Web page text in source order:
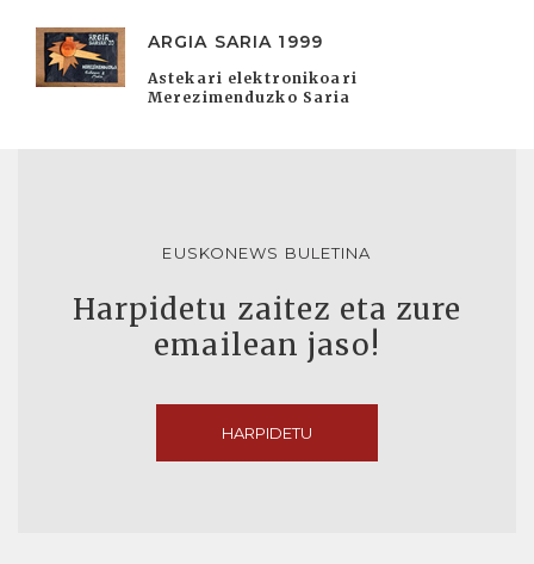
ARGIA SARIA 1999
Astekari elektronikoari
Merezimenduzko Saria
EUSKONEWS BULETINA
Harpidetu zaitez eta zure
emailean jaso!
HARPIDETU